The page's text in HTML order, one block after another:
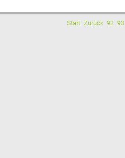
Start Zurück 92 93